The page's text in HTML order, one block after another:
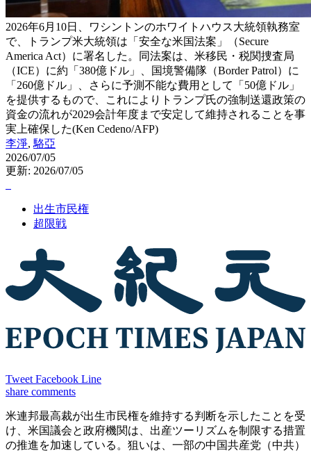
2026年6月10日、ワシントンのホワイトハウス大統領執務室
で、トランプ米大統領は「安全な米国法案」（Secure
America Act）に署名した。同法案は、米移民・税関捜査局
（ICE）に約「380億ドル」、国境警備隊（Border Patrol）に
「260億ドル」、さらに予測不能な費用として「50億ドル」
を提供するもので、これによりトランプ氏の強制送還政策の
資金の流れが2029会計年度まで安定して維持されることを事
実上確保した(Ken Cedeno/AFP)
李淨, 駱亞
2026/07/05
更新: 2026/07/05
出生市民権
超限戦
Tweet Facebook Line
share comments
米連邦最高裁が出生市民権を維持する判断を示したことを受
け、米国議会と政府機関は、出産ツーリズムを制限する措置
の推進を加速している。狙いは、一部の中国共産党（中共）